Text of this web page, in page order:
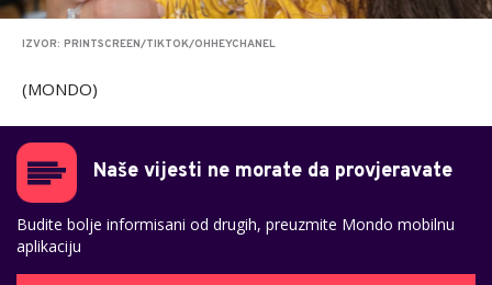
IZVOR: PRINTSCREEN/TIKTOK/OHHEYCHANEL
(MONDO)
Naše vijesti ne morate da provjeravate
Budite bolje informisani od drugih, preuzmite Mondo mobilnu
aplikaciju